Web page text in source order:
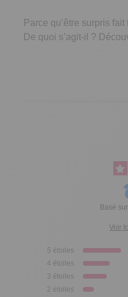
Parce qu’être surpris
De quoi s’agit-il ?
Basé sur
Voir
5 étoiles
4 étoiles
3 étoiles
2 étoiles